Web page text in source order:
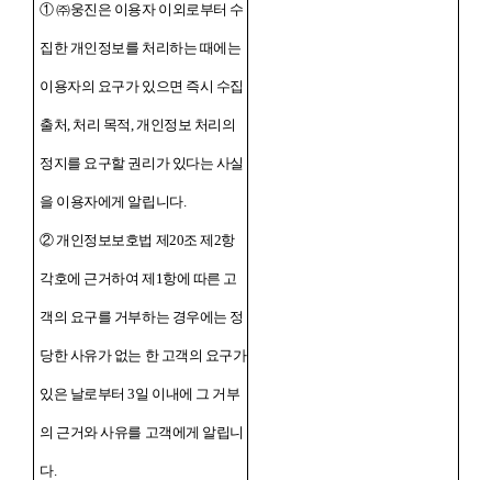
① ㈜웅진은 이용자 이외로부터 수
집한 개인정보를 처리하는 때에는
이용자의 요구가 있으면 즉시 수집
출처, 처리 목적, 개인정보 처리의
정지를 요구할 권리가 있다는 사실
을 이용자에게 알립니다.
② 개인정보보호법 제20조 제2항
각호에 근거하여 제1항에 따른 고
객의 요구를 거부하는 경우에는 정
당한 사유가 없는 한 고객의 요구가
있은 날로부터 3일 이내에 그 거부
의 근거와 사유를 고객에게 알립니
다.